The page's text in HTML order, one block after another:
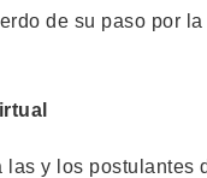
de su paso por
y los postulantes